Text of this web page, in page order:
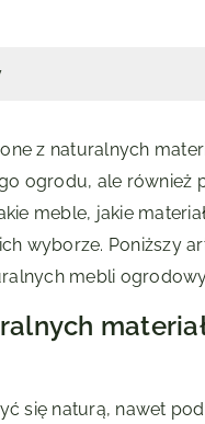
z naturalnych
ogrodu, ale również
meble, jakie
wyborze. Poniższy
mebli
się naturą, nawet